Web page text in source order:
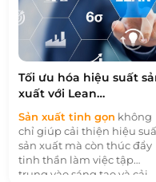
Tối ưu hóa hiệu suất
xuất với Lean
manufacturing - Sản
xuất tinh gọn
Sản xuất tinh gọn không
chỉ giúp cải thiện hiệu
sản xuất mà còn thúc đẩy
tinh thần làm việc tập
trung vào sáng tạo và cải